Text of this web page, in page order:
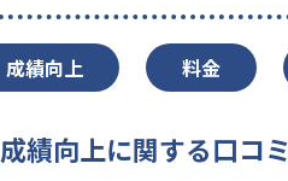
成績向上 料金
成績向上に関する口コミ